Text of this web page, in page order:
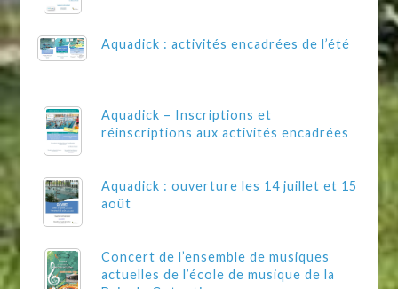
Aquadick : activités encadrées de l’été
Aquadick – Inscriptions et
réinscriptions aux activités encadrées
Aquadick : ouverture les 14 juillet et 15
août
Concert de l’ensemble de musiques
actuelles de l’école de musique de la